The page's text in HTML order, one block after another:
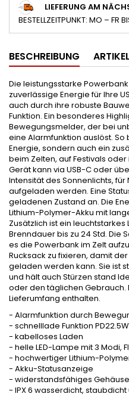
LIEFERUNG AM
BESTELLZEITPUNKT: MO – FR
BESCHREIBUNG
Die leistungsstarke
zuverlässige Energie für Ihre
auch durch ihre robuste
Funktion. Ein besonderes
Bewegungsmelder, der bei
eine Alarmfunktion auslöst.
Energie, sondern auch ein
beim Zelten, auf Festivals
Gerät kann via USB-C oder
Intensität des Sonnenlichts,
aufgeladen werden. Eine
geladenen Zustand an. Die
Lithium-Polymer-Akku mit
Zusätzlich ist ein
Brenndauer bis zu 24 Std. Die
es die Powerbank im Zelt
Rucksack zu fixieren, damit
geladen werden kann. Sie ist
und hält auch Stürzen stand
oder den täglichen Gebrauch.
Lieferumfang enthalten.
- Alarmfunktion durch
- schnelllade Funktion PD22.5W
- kabelloses Laden
- helle LED-Lampe mit 3 Modi,
- hochwertiger Lithium-
- Akku-Statusanzeige
- widerstandsfähiges Gehäuse
- IPX 6 wasserdicht,